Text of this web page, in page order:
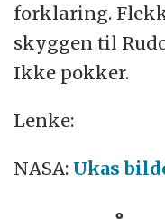
forklaring.
skyggen til
Ikke pokker.
Lenke:
NASA: Ukas